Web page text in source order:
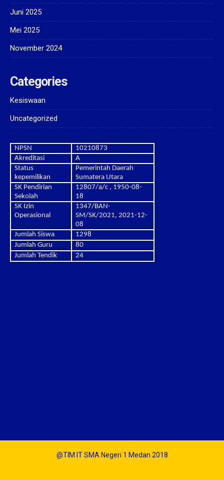
Juni 2025
Mei 2025
November 2024
Categories
Kesiswaan
Uncategorized
NPSN
10210873
Akreditasi
A
Status
kepemilikan
Pemerintah Daerah
Sumatera Utara
SK Pendirian
Sekolah
12807/a/c , 1950-08-
18
SK Izin
Operasional
1347/BAN-
SM/SK/2021, 2021-12-
08
Jumlah Siswa
1298
Jumlah Guru
80
Jumlah Tendik
24
@TIM IT SMA Negeri 1 Medan 2018